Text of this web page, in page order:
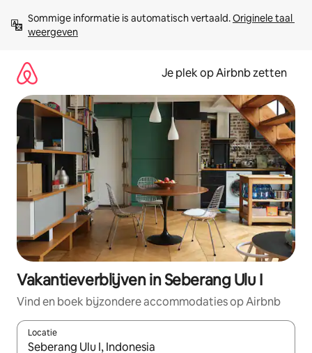
direct
naar
Sommige informatie is automatisch vertaald. Originele taal
weergeven
Je plek op Airbnb zetten
Vakantieverblijven in Seberang Ulu I
Vind en boek bijzondere accommodaties op Airbnb
Locatie
Wanneer er resultaten beschikbaar zijn, maak je een keuze